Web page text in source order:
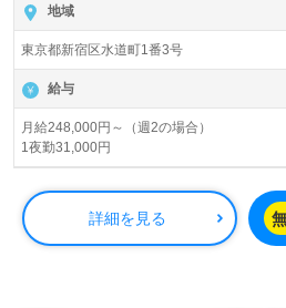
地域
東京都新宿区水道町1番3号
給与
月給248,000円～（週2の場合）
1夜勤31,000円
※ケアマネ資格手当30円、年末年始手当、
る基本時給アップあり 昇給あり
詳細を見る